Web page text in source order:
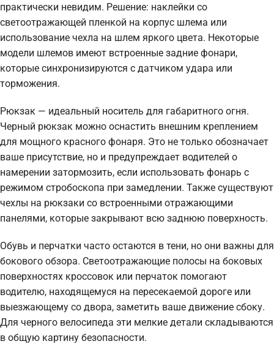
практически невидим. Решение: наклейки со
светоотражающей пленкой на корпус шлема или
использование чехла на шлем яркого цвета. Некоторые
модели шлемов имеют встроенные задние фонари,
которые синхронизируются с датчиком удара или
торможения.
Рюкзак — идеальный носитель для габаритного огня.
Черный рюкзак можно оснастить внешним креплением
для мощного красного фонаря. Это не только обозначает
ваше присутствие, но и предупреждает водителей о
намерении затормозить, если использовать фонарь с
режимом стробоскопа при замедлении. Также существуют
чехлы на рюкзаки со встроенными отражающими
панелями, которые закрывают всю заднюю поверхность.
Обувь и перчатки часто остаются в тени, но они важны для
бокового обзора. Светоотражающие полосы на боковых
поверхностях кроссовок или перчаток помогают
водителю, находящемуся на пересекаемой дороге или
выезжающему со двора, заметить ваше движение сбоку.
Для черного велосипеда эти мелкие детали складываются
в общую картину безопасности.